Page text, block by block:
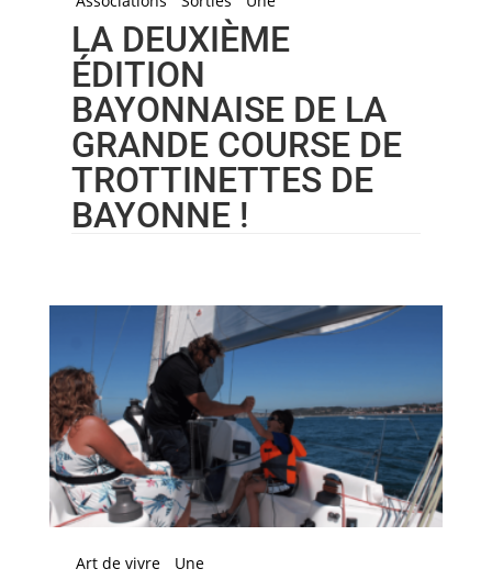
LA DEUXIÈME
ÉDITION
BAYONNAISE DE LA
GRANDE COURSE DE
TROTTINETTES DE
BAYONNE !
Art de vivre Une